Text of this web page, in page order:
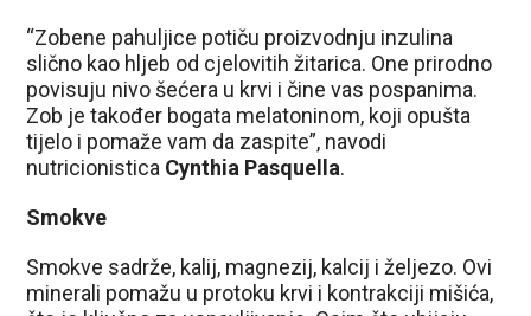
“Zobene pahuljice potiču proizvodnju inzulina
slično kao hljeb od cjelovitih žitarica. One prirodno
povisuju nivo šećera u krvi i čine vas pospanima.
Zob je također bogata melatoninom, koji opušta
tijelo i pomaže vam da zaspite”, navodi
nutricionistica Cynthia Pasquella.
Smokve
Smokve sadrže, kalij, magnezij, kalcij i željezo. Ovi
minerali pomažu u protoku krvi i kontrakciji mišića,